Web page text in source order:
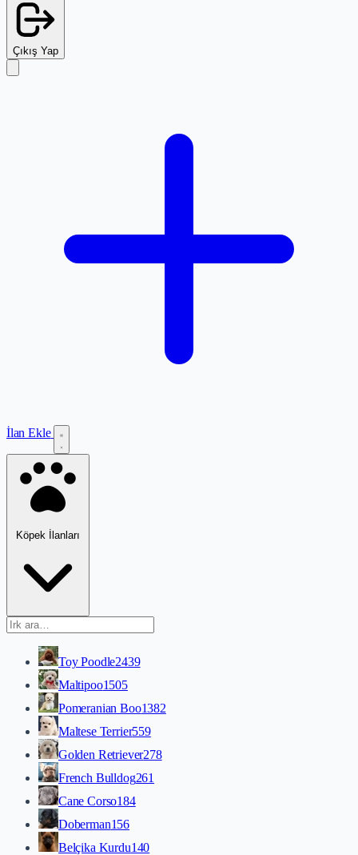
Çıkış Yap
İlan Ekle
Köpek İlanları
Toy Poodle2439
Maltipoo1505
Pomeranian Boo1382
Maltese Terrier559
Golden Retriever278
French Bulldog261
Cane Corso184
Doberman156
Belçika Kurdu140